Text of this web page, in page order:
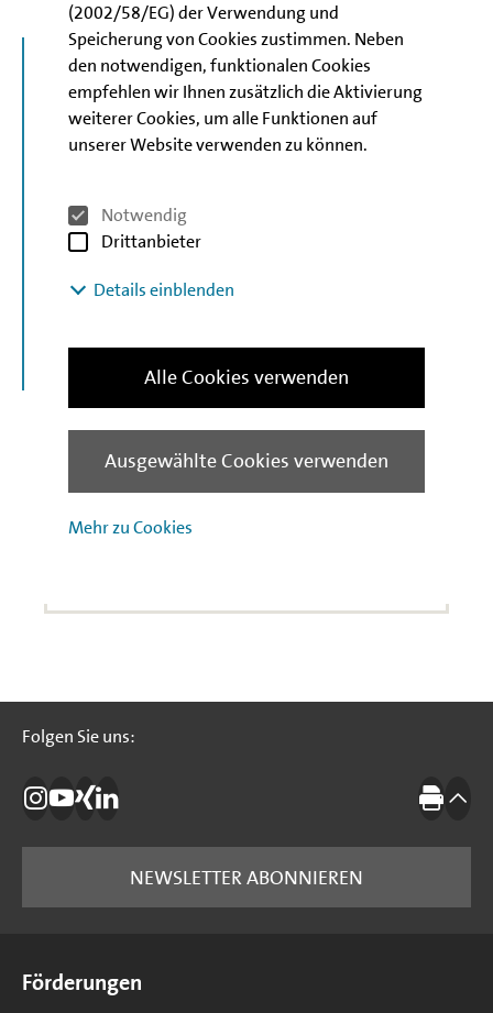
(2002/58/EG) der Verwendung und
Speicherung von Cookies zustimmen. Neben
den notwendigen, funktionalen Cookies
empfehlen wir Ihnen zusätzlich die Aktivierung
weiterer Cookies, um alle Funktionen auf
unserer Website verwenden zu können.
Notwendig
Drittanbieter
Details einblenden
Mehr zu Cookies
Ausgewählte Cookies verwenden
Alle Cookies verwenden
Nicht das Passende
gefunden?
einen Blick. Nutzen Sie unsere Filteroptionen,
um das für Sie richtige Angebot zu finden!
Nützliches
Förderungen finden
Folgen Sie uns:
Folgen Sie uns:
Die IBB auf Instagram
Die IBB auf YouTube
Die IBB auf Xing
Die IBB auf LinkedIn Drucken
NEWSLETTER ABONNIEREN
Förderungen